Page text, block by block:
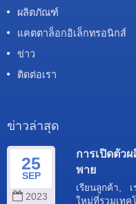
ผลิตภัณฑ์
แคตตาล็อกอิเล็กทรอนิกส์
ข่าว
ติดต่อเรา
ข่าวล่าสุด
25
SEP
2023
การเปิดตั
พาย
เรียนลูกค้า,
ใหม่ที่รวมเทค